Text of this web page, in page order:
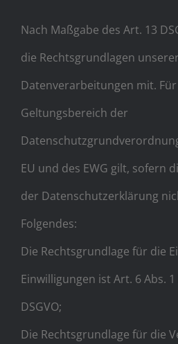
Nach Maßgabe des Art. 13
die Rechtsgrundlagen unserer
Datenverarbeitungen mit.
Geltungsbereich der
EU und des EWG gilt, sofern
der Datenschutzerklärung
Folgendes:
Die Rechtsgrundlage für die
Einwilligungen ist Art. 6 Abs.
DSGVO;
Die Rechtsgrundlage für die